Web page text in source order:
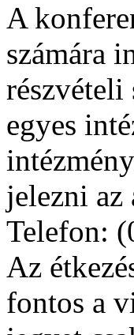
A
számára
egyes
jelezni az
Telefon:
Az
fontos a